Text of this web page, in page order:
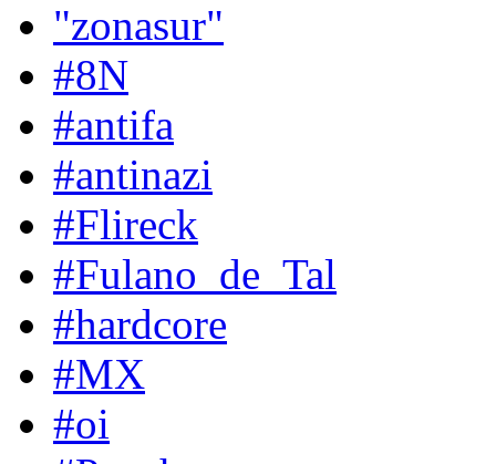
"zonasur"
#8N
#antifa
#antinazi
#Flireck
#Fulano_de_Tal
#hardcore
#MX
#oi